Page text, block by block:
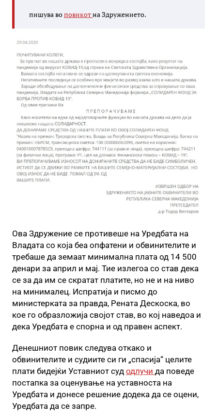
пишува воповикотна Здружението.
Ова Здружение се противеше на Уредбата на
Владата со која беа опфатени и обвинителите и
требаше да земаат минимална плата од 14 500
денари за април и мај. Тие излегоа со став дека
се за да им се скратат платите, но не и на ниво
на минималец. Испратија и писмо до
министерката за правда, Рената Дескоска, во
кое го образложија својот став, во кој наведоа и
дека Уредбата е спорна и од правен аспект.
Денешниот повик следува откако и
обвинителите и судиите си ги „спасија“ целите
плати бидејќи Уставниот суд одлучи да поведе
постапка за оценување на уставноста на
Уредбата и донесе решение додека да се оцени,
Уредбата да се запре.